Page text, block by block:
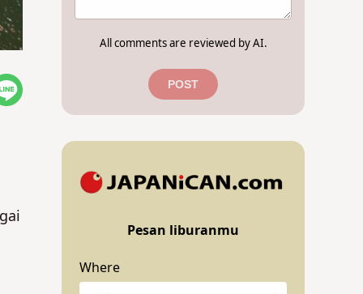
All comments are reviewed by AI.
POST
Pesan liburanmu
Where